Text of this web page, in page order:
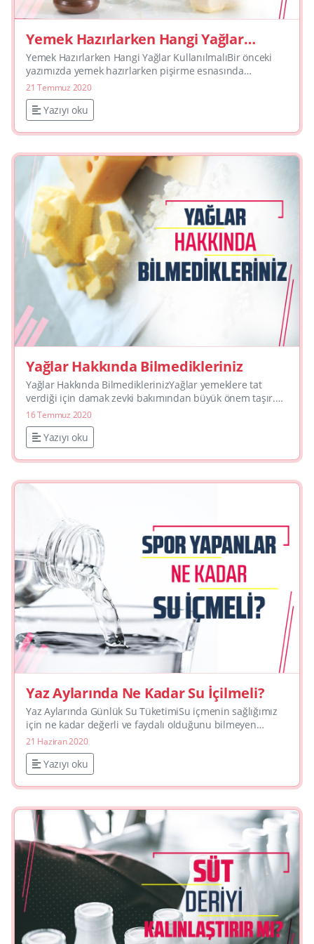
Yemek Hazırlarken Hangi Yağlar
Kullanılmalı?
Yemek Hazırlarken Hangi Yağlar KullanılmalıBir önceki
yazımızda yemek hazırlarken pişirme esnasında
kullandığımız tekniklerin yağları kimyasal olarak nasıl
etkiled...
21 Temmuz 2020
Yazıyı oku
Yağlar Hakkında Bilmedikleriniz
Yağlar Hakkında Bilmedikleriniz Yağlar yemeklere tat
verdiği için damak zevki bakımından büyük önem taşır.
Tam yağlı bir besin ile az yağlı light bir besini karş...
16 Temmuz 2020
Yazıyı oku
Yaz Aylarında Ne Kadar Su İçilmeli?
Yaz Aylarında Günlük Su TüketimiSu içmenin sağlığımız
için ne kadar değerli ve faydalı olduğunu bilmeyen
kalmadı. Peki ya miktarı? Özellikle havaların da ısınma...
21 Haziran 2020
Yazıyı oku